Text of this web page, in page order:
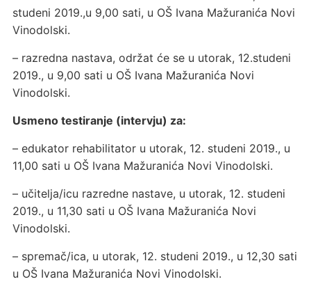
studeni 2019.,u 9,00 sati, u OŠ Ivana Mažuranića Novi
Vinodolski.
– razredna nastava, održat će se u utorak, 12.studeni
2019., u 9,00 sati u OŠ Ivana Mažuranića Novi
Vinodolski.
Usmeno testiranje (intervju) za:
– edukator rehabilitator u utorak, 12. studeni 2019., u
11,00 sati u OŠ Ivana Mažuranića Novi Vinodolski.
– učitelja/icu razredne nastave, u utorak, 12. studeni
2019., u 11,30 sati u OŠ Ivana Mažuranića Novi
Vinodolski.
– spremač/ica, u utorak, 12. studeni 2019., u 12,30 sati
u OŠ Ivana Mažuranića Novi Vinodolski.